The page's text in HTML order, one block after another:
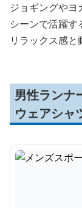
ジョギングや
シーンで活躍す
リラックス感と
男性ランナ
ウェアシャ